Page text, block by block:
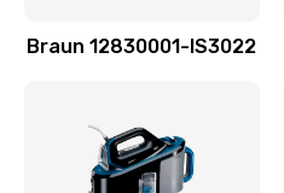
Braun 12830001-IS3022